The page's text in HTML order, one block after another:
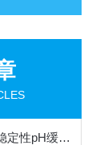
不用找进口！国产高稳定性pH缓冲液，适配梅特勒、哈希、雷磁全系设备